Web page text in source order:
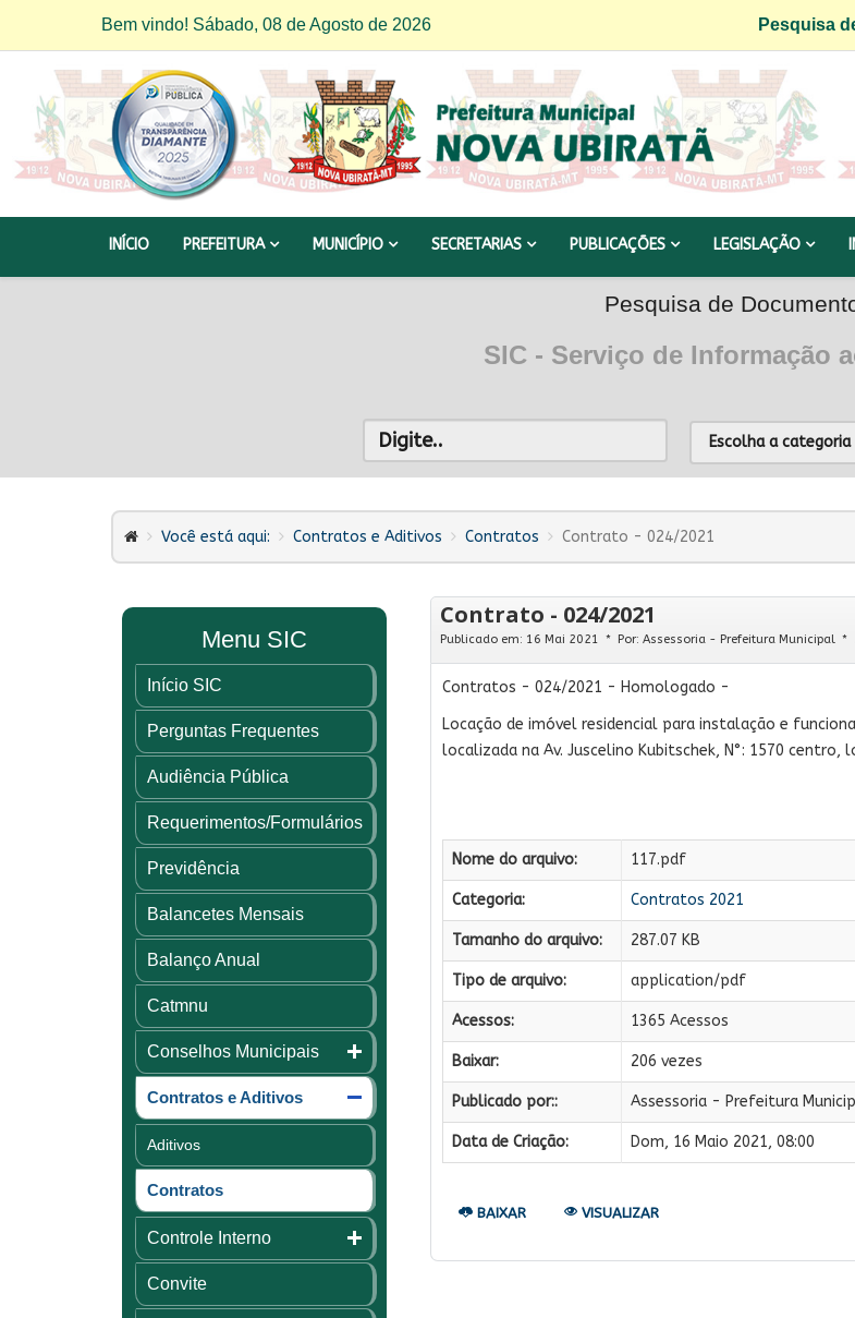
Bem vindo! Sábado, 08 de Agosto de 2026 Pesquisa
INÍCIO PREFEITURA MUNICÍPIO SECRETARIAS PUBLICAÇÕES LEGISLAÇÃO
Pesquisa de
SIC - Serviço de Informação
Você está aqui: Contratos e Aditivos Contratos Contrato - 024/2021
Menu SIC
Início SIC
Perguntas Frequentes
Audiência Pública
Requerimentos/Formulários
Previdência
Balancetes Mensais
Balanço Anual
Catmnu
Conselhos Municipais
Contratos e Aditivos
Aditivos
Contratos
Controle Interno
Convite
Contrato - 024/2021
Publicado em: 16 Mai 2021 Por: Assessoria - Prefeitura Municipal
Contratos - 024/2021 - Homologado -
Locação de imóvel residencial para instalação e
localizada na Av. Juscelino Kubitschek, N°: 1570 centro,
Nome do arquivo: 117.pdf
Categoria: Contratos 2021
Tamanho do arquivo: 287.07 KB
Tipo de arquivo: application/pdf
Acessos: 1365 Acessos
Baixar: 206 vezes
Publicado por:: Assessoria - Prefeitura
Data de Criação: Dom, 16 Maio 2021, 08:00
BAIXAR VISUALIZAR